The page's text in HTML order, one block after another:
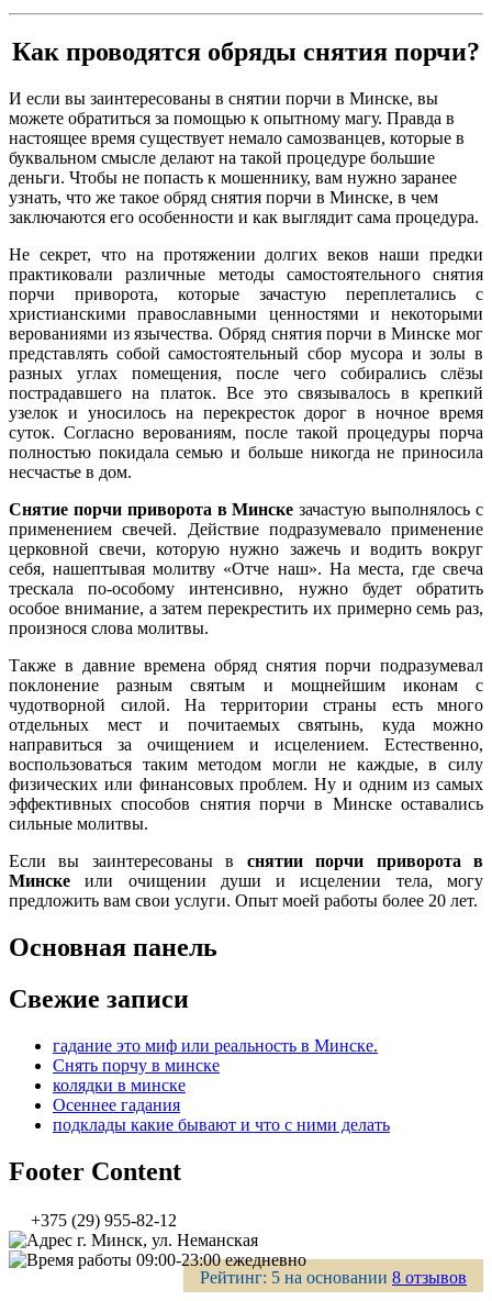
Как проводятся обряды снятия порчи?
И если вы заинтересованы в снятии порчи в Минске, вы
можете обратиться за помощью к опытному магу. Правда в
настоящее время существует немало самозванцев, которые в
буквальном смысле делают на такой процедуре большие
деньги. Чтобы не попасть к мошеннику, вам нужно заранее
узнать, что же такое обряд снятия порчи в Минске, в чем
заключаются его особенности и как выглядит сама процедура.
Не секрет, что на протяжении долгих веков наши предки
практиковали различные методы самостоятельного снятия
порчи приворота, которые зачастую переплетались с
христианскими православными ценностями и некоторыми
верованиями из язычества. Обряд снятия порчи в Минске мог
представлять собой самостоятельный сбор мусора и золы в
разных углах помещения, после чего собирались слёзы
пострадавшего на платок. Все это связывалось в крепкий
узелок и уносилось на перекресток дорог в ночное время
суток. Согласно верованиям, после такой процедуры порча
полностью покидала семью и больше никогда не приносила
несчастье в дом.
Снятие порчи приворота в Минске зачастую выполнялось с
применением свечей. Действие подразумевало применение
церковной свечи, которую нужно зажечь и водить вокруг
себя, нашептывая молитву «Отче наш». На места, где свеча
трескала по-особому интенсивно, нужно будет обратить
особое внимание, а затем перекрестить их примерно семь раз,
произнося слова молитвы.
Также в давние времена обряд снятия порчи подразумевал
поклонение разным святым и мощнейшим иконам с
чудотворной силой. На территории страны есть много
отдельных мест и почитаемых святынь, куда можно
направиться за очищением и исцелением. Естественно,
воспользоваться таким методом могли не каждые, в силу
физических или финансовых проблем. Ну и одним из самых
эффективных способов снятия порчи в Минске оставались
сильные молитвы.
Если вы заинтересованы в снятии порчи приворота в
Минске или очищении души и исцелении тела, могу
предложить вам свои услуги. Опыт моей работы более 20 лет.
Основная панель
Свежие записи
гадание это миф или реальность в Минске.
Снять порчу в минске
колядки в минске
Осеннее гадания
подклады какие бывают и что с ними делать
Footer Content
+375 (29) 955-82-12
г. Минск, ул. Неманская
09:00-23:00 ежедневно
Рейтинг: 5 на основании 8 отзывов